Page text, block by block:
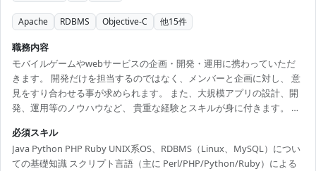
Apache RDBMS Objective-C 他15件
職務内容
モバイルゲームやwebサービスの企画・開発・運用に携わっていただ
きます。 開発だけを担当するのではなく、メンバーと企画に対し、 意
見をすり合わせる事が求められます。 また、大規模アプリの設計、開
発、運用等のノウハウなど、 貴重な経験とスキルが身に付きます。 ス
ゲームバランスの調整、機能追加・修正などもご対応頂く予定です。
・企画・開発・運用業務 ・UI/UX設計・開発 ・機能・イベント投入後
の効果検証および改善 ・障害対応（検知～復旧、原因分析、再発防止
必須スキル
Java Python PHP Ruby UNIX系OS、RDBMS（Linux、MySQL）につい
ての基礎知識 スクリプト言語（主に Perl/PHP/Python/Ruby）による